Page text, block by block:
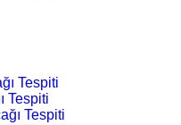
Tespiti
Tespiti
Tespiti